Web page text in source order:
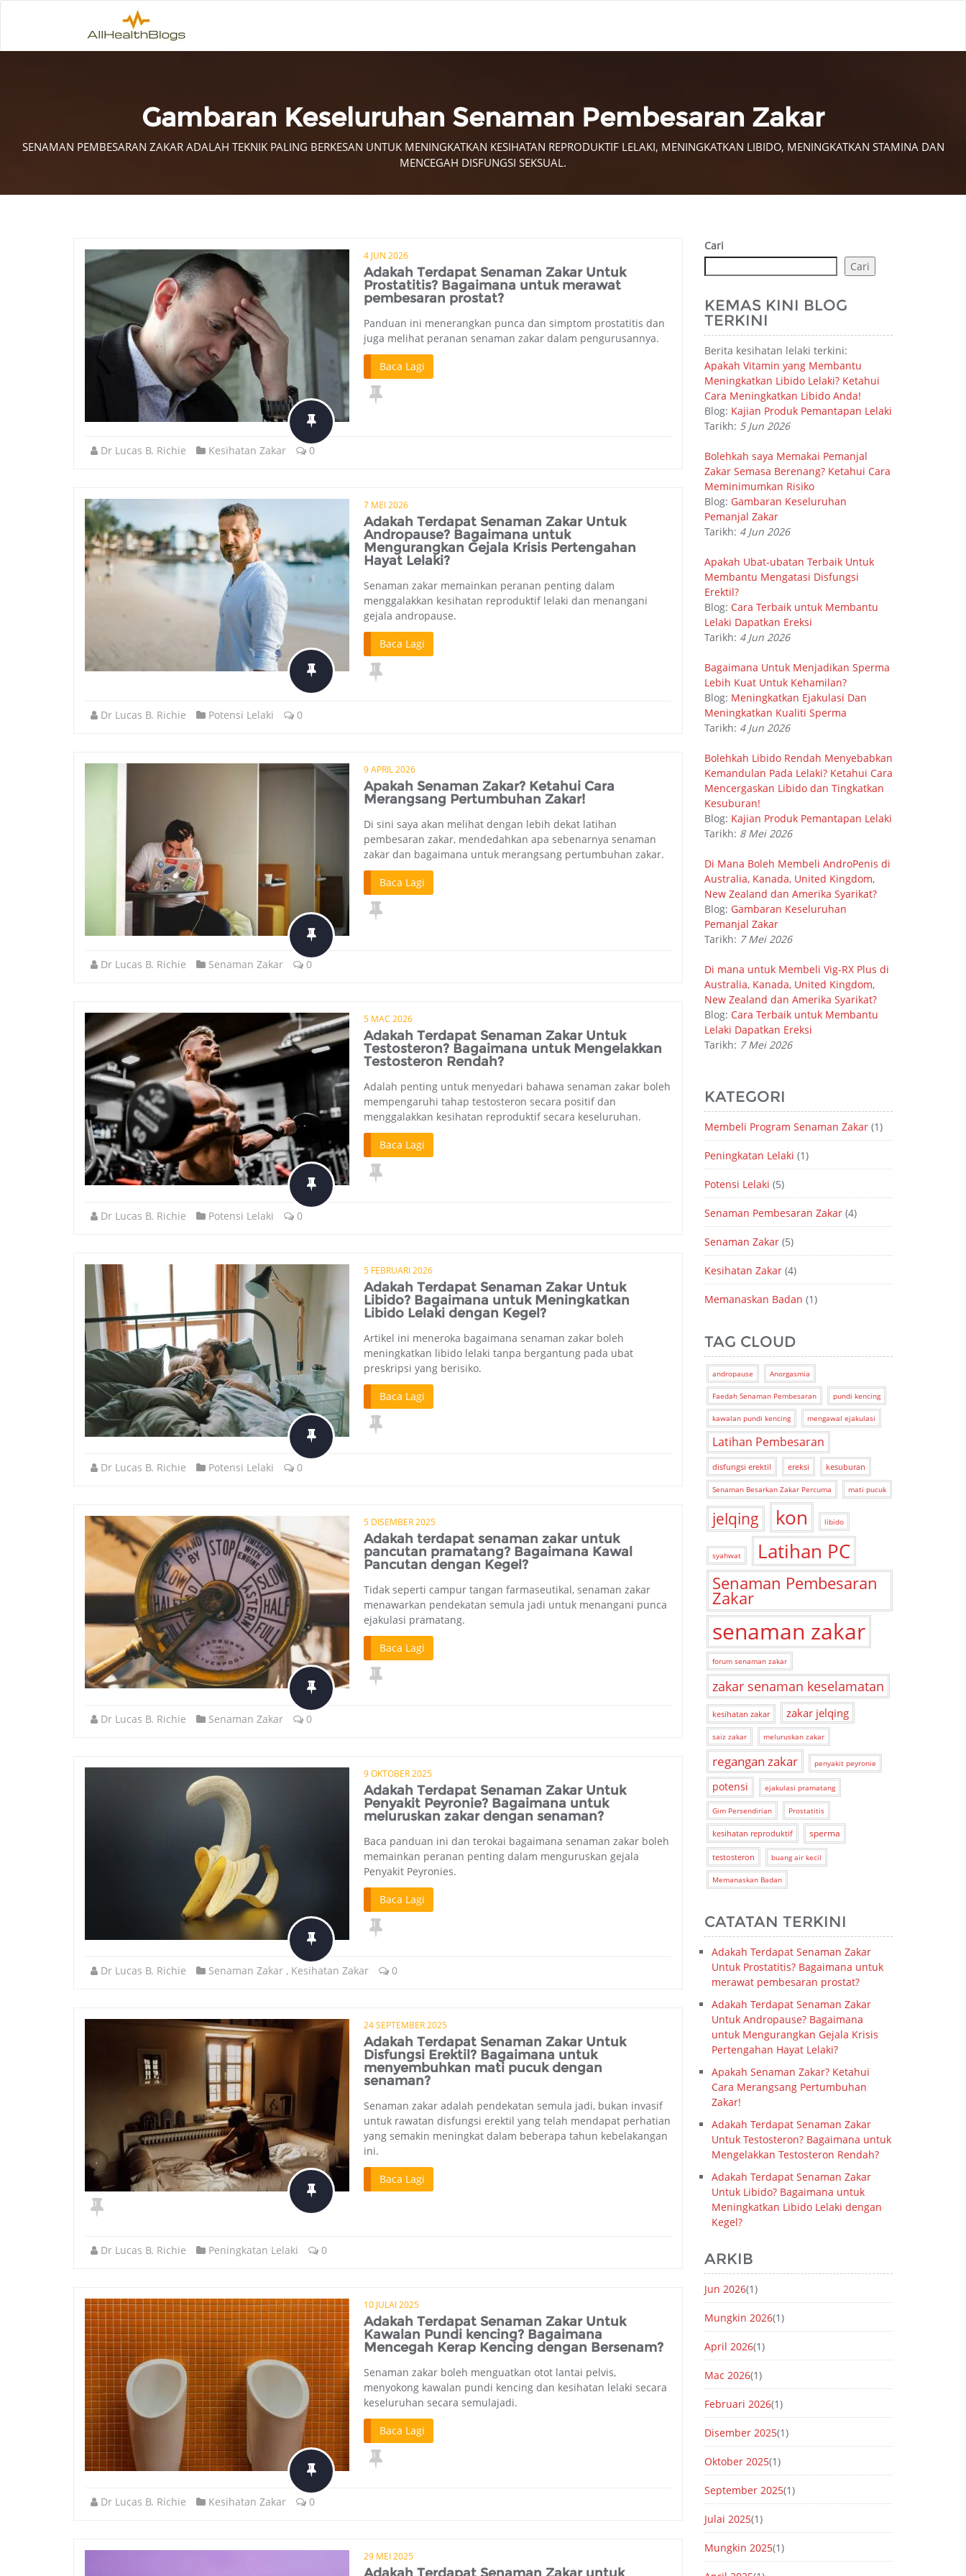
Gambaran Keseluruhan Senaman Pembesaran Zakar
SENAMAN PEMBESARAN ZAKAR ADALAH TEKNIK PALING BERKESAN UNTUK MENINGKATKAN KESIHATAN REPRODUKTIF LELAKI, MENINGKATKAN LIBIDO, MENINGKATKAN STAMINA DAN
MENCEGAH DISFUNGSI SEKSUAL.
4 JUN 2026
Adakah Terdapat Senaman Zakar Untuk
Prostatitis? Bagaimana untuk merawat
pembesaran prostat?
Panduan ini menerangkan punca dan simptom prostatitis dan
juga melihat peranan senaman zakar dalam pengurusannya.
Baca Lagi
Dr Lucas B. Richie Kesihatan Zakar 0
7 MEI 2026
Adakah Terdapat Senaman Zakar Untuk
Andropause? Bagaimana untuk
Mengurangkan Gejala Krisis Pertengahan
Hayat Lelaki?
Senaman zakar memainkan peranan penting dalam
menggalakkan kesihatan reproduktif lelaki dan menangani
gejala andropause.
Baca Lagi
Dr Lucas B. Richie Potensi Lelaki 0
9 APRIL 2026
Apakah Senaman Zakar? Ketahui Cara
Merangsang Pertumbuhan Zakar!
Di sini saya akan melihat dengan lebih dekat latihan
pembesaran zakar, mendedahkan apa sebenarnya senaman
zakar dan bagaimana untuk merangsang pertumbuhan zakar.
Baca Lagi
Dr Lucas B. Richie Senaman Zakar 0
5 MAC 2026
Adakah Terdapat Senaman Zakar Untuk
Testosteron? Bagaimana untuk Mengelakkan
Testosteron Rendah?
Adalah penting untuk menyedari bahawa senaman zakar boleh
mempengaruhi tahap testosteron secara positif dan
menggalakkan kesihatan reproduktif secara keseluruhan.
Baca Lagi
Dr Lucas B. Richie Potensi Lelaki 0
5 FEBRUARI 2026
Adakah Terdapat Senaman Zakar Untuk
Libido? Bagaimana untuk Meningkatkan
Libido Lelaki dengan Kegel?
Artikel ini meneroka bagaimana senaman zakar boleh
meningkatkan libido lelaki tanpa bergantung pada ubat
preskripsi yang berisiko.
Baca Lagi
Dr Lucas B. Richie Potensi Lelaki 0
5 DISEMBER 2025
Adakah terdapat senaman zakar untuk
pancutan pramatang? Bagaimana Kawal
Pancutan dengan Kegel?
Tidak seperti campur tangan farmaseutikal, senaman zakar
menawarkan pendekatan semula jadi untuk menangani punca
ejakulasi pramatang.
Baca Lagi
Dr Lucas B. Richie Senaman Zakar 0
9 OKTOBER 2025
Adakah Terdapat Senaman Zakar Untuk
Penyakit Peyronie? Bagaimana untuk
meluruskan zakar dengan senaman?
Baca panduan ini dan terokai bagaimana senaman zakar boleh
memainkan peranan penting dalam menguruskan gejala
Penyakit Peyronies.
Baca Lagi
Dr Lucas B. Richie Senaman Zakar , Kesihatan Zakar 0
24 SEPTEMBER 2025
Adakah Terdapat Senaman Zakar Untuk
Disfungsi Erektil? Bagaimana untuk
menyembuhkan mati pucuk dengan
senaman?
Senaman zakar adalah pendekatan semula jadi, bukan invasif
untuk rawatan disfungsi erektil yang telah mendapat perhatian
yang semakin meningkat dalam beberapa tahun kebelakangan
ini.
Baca Lagi
Dr Lucas B. Richie Peningkatan Lelaki 0
10 JULAI 2025
Adakah Terdapat Senaman Zakar Untuk
Kawalan Pundi kencing? Bagaimana
Mencegah Kerap Kencing dengan Bersenam?
Senaman zakar boleh menguatkan otot lantai pelvis,
menyokong kawalan pundi kencing dan kesihatan lelaki secara
keseluruhan secara semulajadi.
Baca Lagi
Dr Lucas B. Richie Kesihatan Zakar 0
29 MEI 2025
Cari
Cari
KEMAS KINI BLOG
TERKINI
Berita kesihatan lelaki terkini:
Apakah Vitamin yang Membantu
Meningkatkan Libido Lelaki? Ketahui
Cara Meningkatkan Libido Anda!
Blog: Kajian Produk Pemantapan Lelaki
Tarikh: 5 Jun 2026
Bolehkah saya Memakai Pemanjal
Zakar Semasa Berenang? Ketahui Cara
Meminimumkan Risiko
Blog: Gambaran Keseluruhan
Pemanjal Zakar
Tarikh: 4 Jun 2026
Apakah Ubat-ubatan Terbaik Untuk
Membantu Mengatasi Disfungsi
Erektil?
Blog: Cara Terbaik untuk Membantu
Lelaki Dapatkan Ereksi
Tarikh: 4 Jun 2026
Bagaimana Untuk Menjadikan Sperma
Lebih Kuat Untuk Kehamilan?
Blog: Meningkatkan Ejakulasi Dan
Meningkatkan Kualiti Sperma
Tarikh: 4 Jun 2026
Bolehkah Libido Rendah Menyebabkan
Kemandulan Pada Lelaki? Ketahui Cara
Mencergaskan Libido dan Tingkatkan
Kesuburan!
Blog: Kajian Produk Pemantapan Lelaki
Tarikh: 8 Mei 2026
Di Mana Boleh Membeli AndroPenis di
Australia, Kanada, United Kingdom,
New Zealand dan Amerika Syarikat?
Blog: Gambaran Keseluruhan
Pemanjal Zakar
Tarikh: 7 Mei 2026
Di mana untuk Membeli Vig-RX Plus di
Australia, Kanada, United Kingdom,
New Zealand dan Amerika Syarikat?
Blog: Cara Terbaik untuk Membantu
Lelaki Dapatkan Ereksi
Tarikh: 7 Mei 2026
KATEGORI
Membeli Program Senaman Zakar(1)
Peningkatan Lelaki (1)
Potensi Lelaki (5)
Senaman Pembesaran Zakar(4)
Senaman Zakar(5)
Kesihatan Zakar(4)
Memanaskan Badan (1)
TAG CLOUD
andropause Anorgasmia
Faedah Senaman Pembesaran pundi kencing
kawalan pundi kencing mengawal ejakulasi
Latihan Pembesaran
disfungsi erektil ereksi kesuburan
Senaman Besarkan Zakar Percuma mati pucuk
jelqing kon libido
syahwat Latihan PC
Senaman Pembesaran
Zakar
senaman zakar
forum senaman zakar
zakar senaman keselamatan
kesihatan zakar zakar jelqing
saiz zakar meluruskan zakar
regangan zakar penyakit peyronie
potensi ejakulasi pramatang
Gim Persendirian Prostatitis
kesihatan reproduktif sperma
testosteron buang air kecil
Memanaskan Badan
CATATAN TERKINI
Adakah Terdapat Senaman Zakar
Untuk Prostatitis? Bagaimana untuk
merawat pembesaran prostat?
Adakah Terdapat Senaman Zakar
Untuk Andropause? Bagaimana
untuk Mengurangkan Gejala Krisis
Pertengahan Hayat Lelaki?
Apakah Senaman Zakar? Ketahui
Cara Merangsang Pertumbuhan
Zakar!
Adakah Terdapat Senaman Zakar
Untuk Testosteron? Bagaimana untuk
Mengelakkan Testosteron Rendah?
Adakah Terdapat Senaman Zakar
Untuk Libido? Bagaimana untuk
Meningkatkan Libido Lelaki dengan
Kegel?
ARKIB
Jun 2026(1)
Mungkin 2026(1)
April 2026(1)
Mac 2026(1)
Februari 2026(1)
Disember 2025(1)
Oktober 2025(1)
September 2025(1)
Julai 2025(1)
Mungkin 2025(1)